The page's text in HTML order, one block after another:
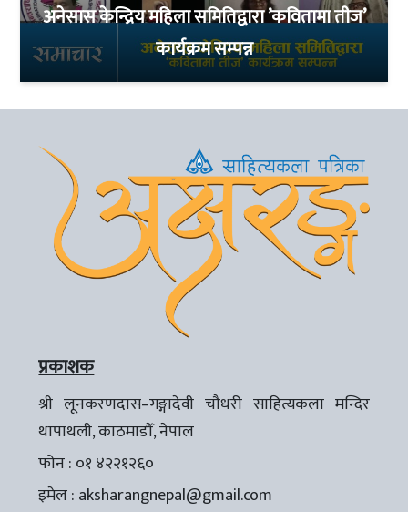
अनेसास केन्द्रिय महिला समितिद्वारा ’कवितामा तीज’
कार्यक्रम सम्पन्न
प्रकाशक
श्री लूनकरणदास–गङ्गादेवी चौधरी साहित्यकला मन्दिर
थापाथली, काठमाडौँ, नेपाल
फोन : ०१ ४२२१२६०
इमेल : aksharangnepal@gmail.com